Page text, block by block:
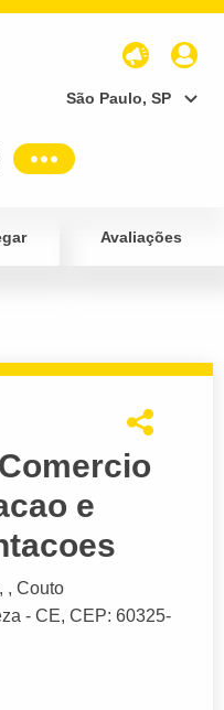
São Paulo, SP
Avaliações
e
, , Couto
- CE, CEP: 60325-